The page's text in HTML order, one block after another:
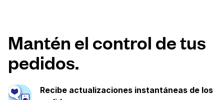
Mantén el control de tus
pedidos.
Recibe actualizaciones instantáneas de los